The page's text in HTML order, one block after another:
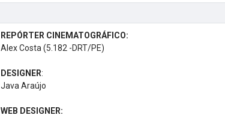
REPÓRTER CINEMATOGRÁFICO:
Alex Costa (5.182 -DRT/PE)
DESIGNER:
Java Araújo
WEB DESIGNER: